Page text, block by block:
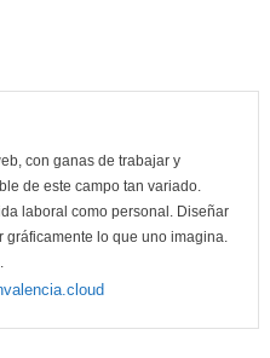
con ganas de trabajar y
de este campo tan variado.
laboral como personal. Diseñar
gráficamente lo que uno imagina.